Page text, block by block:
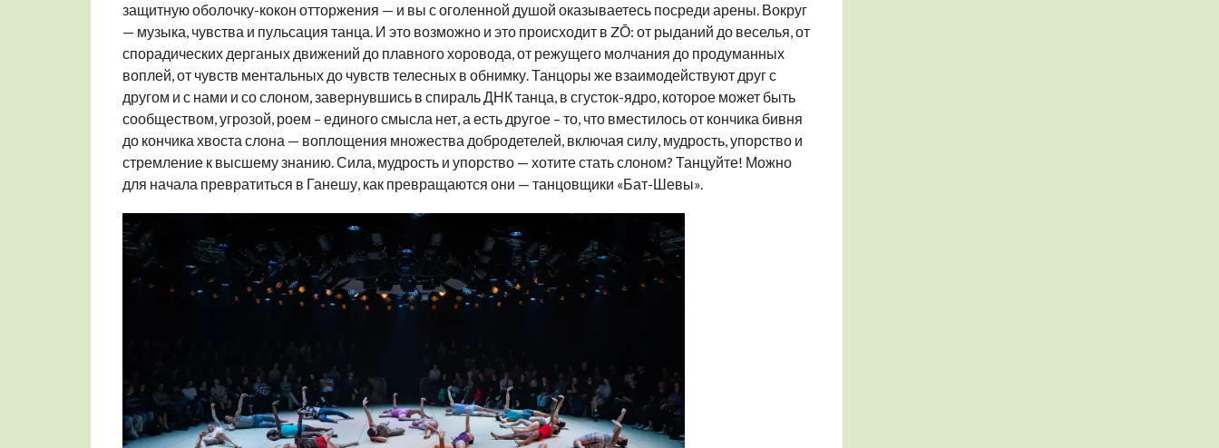
защитную оболочку-кокон отторжения — и вы с оголенной душой оказываетесь посреди арены. Вокруг
— музыка, чувства и пульсация танца. И это возможно и это происходит в ZŌ: от рыданий до веселья, от
спорадических дерганых движений до плавного хоровода, от режущего молчания до продуманных
воплей, от чувств ментальных до чувств телесных в обнимку. Танцоры же взаимодействуют друг с
другом и с нами и со слоном, завернувшись в спираль ДНК танца, в сгусток-ядро, которое может быть
сообществом, угрозой, роем – единого смысла нет, а есть другое – то, что вместилось от кончика бивня
до кончика хвоста слона — воплощения множества добродетелей, включая силу, мудрость, упорство и
стремление к высшему знанию. Сила, мудрость и упорство — хотите стать слоном? Танцуйте! Можно
для начала превратиться в Ганешу, как превращаются они — танцовщики «Бат-Шевы».